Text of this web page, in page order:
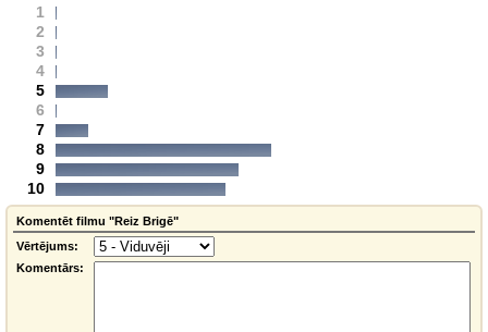
1
2
3
4
5
6
7
8
9
10
Komentēt filmu "Reiz Brigē"
Vērtējums:
Komentārs: